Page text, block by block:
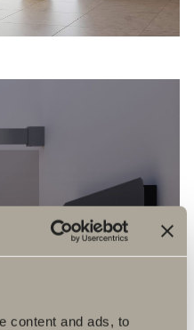
content and ads, to